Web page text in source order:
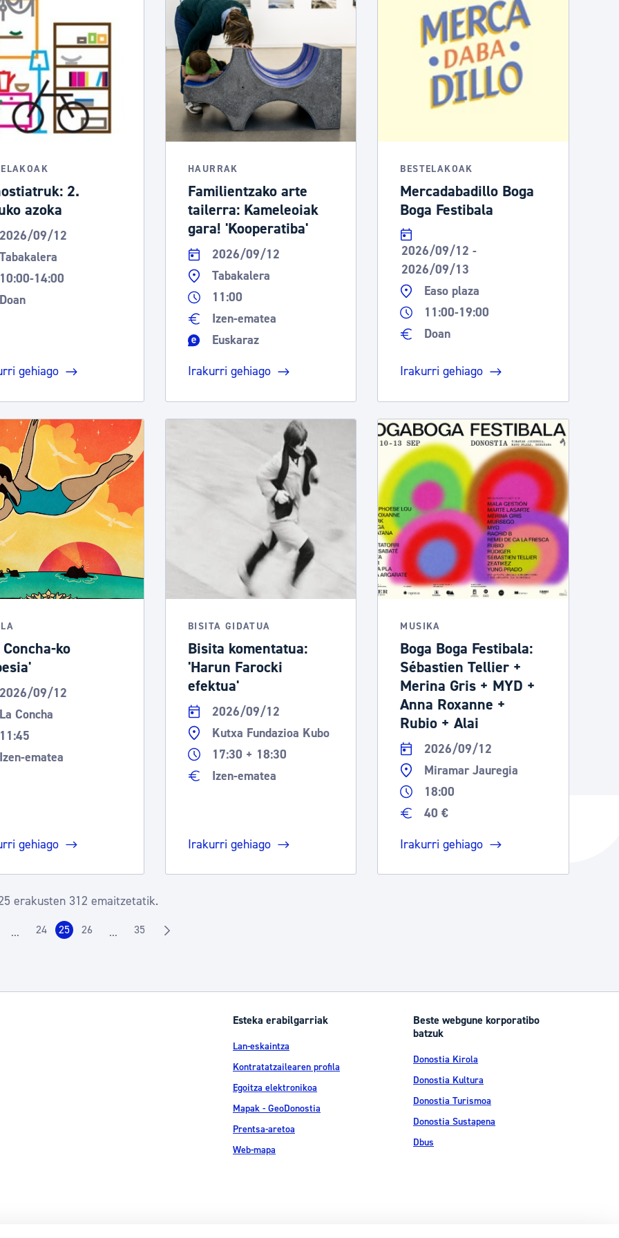
2.
azoka
2026/09/12
Tabakalera
10:00-14:00
Doan
gehiago
HAURRAK
Familientzako arte
tailerra: Kameleoiak
gara! 'Kooperatiba'
2026/09/12
Tabakalera
11:00
Izen-ematea
Euskaraz
Irakurri gehiago
BESTELAKOAK
Mercadabadillo Boga
Boga Festibala
2026/09/12 -
2026/09/13
Easo plaza
11:00-19:00
Doan
Irakurri gehiago
ko
2026/09/12
La Concha
11:45
Izen-ematea
gehiago
BISITA GIDATUA
Bisita komentatua:
'Harun Farocki
efektua'
2026/09/12
Kutxa Fundazioa Kubo
17:30 + 18:30
Izen-ematea
Irakurri gehiago
MUSIKA
Boga Boga Festibala:
Sébastien Tellier +
Merina Gris + MYD +
Anna Roxanne +
Rubio + Alai
2026/09/12
Miramar Jauregia
18:00
40 €
Irakurri gehiago
erakusten 312 emaitzetatik.
...Intermediate Pages Use TAB to navigate.
Orrialdea
24 Orrialdea
25 Orrialdea
26 ...Intermediate Pages Use TAB to navigate.
Orrialdea
35
Esteka erabilgarriak
Lan-eskaintza
Kontratatzailearen profila
Egoitza elektronikoa
Mapak - GeoDonostia
Prentsa-aretoa
Web-mapa
Beste webgune korporatibo
batzuk
Donostia Kirola
Donostia Kultura
Donostia Turismoa
Donostia Sustapena
Dbus